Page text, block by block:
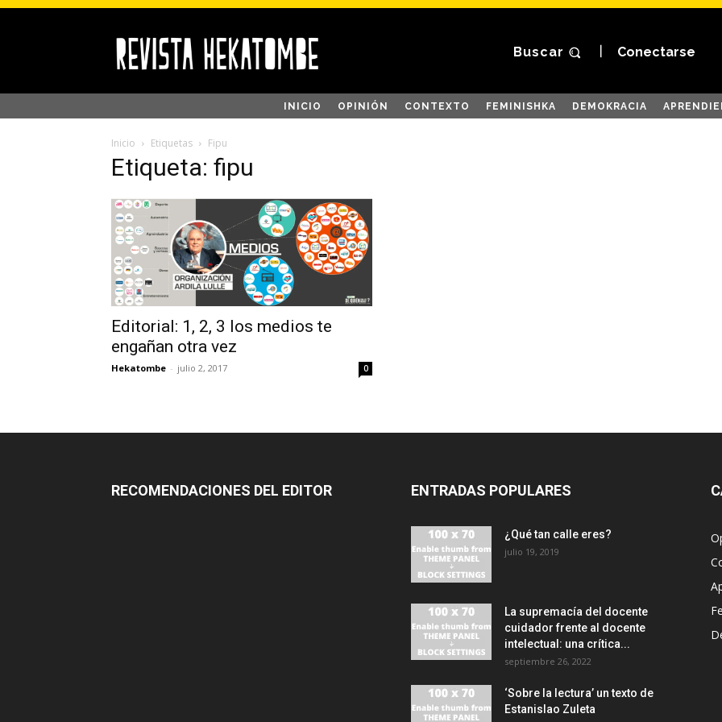
Buscar Conectarse
INICIO OPINIÓN CONTEXTO FEMINISHKA DEMOKRACIA
Inicio Etiquetas Fipu
Etiqueta: fipu
Editorial: 1, 2, 3 los medios te
engañan otra vez
Hekatombe - julio 2, 2017 0
RECOMENDACIONES DEL EDITOR ENTRADAS POPULARES
¿Qué tan calle eres?
julio 19, 2019
La supremacía del docente
cuidador frente al docente
intelectual: una crítica...
septiembre 26, 2022
‘Sobre la lectura’ un texto de
Estanislao Zuleta